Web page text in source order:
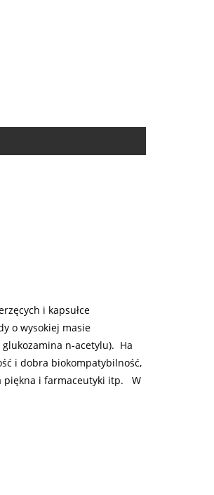
i kapsułce
o wysokiej masie
n-acetylu). Ha
i dobra biokompatybilność,
piękna i farmaceutyki itp. W